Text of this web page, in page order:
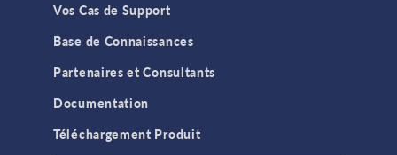
Vos Cas de Support
Base de Connaissances
Partenaires et Consultants
Documentation
Téléchargement Produit